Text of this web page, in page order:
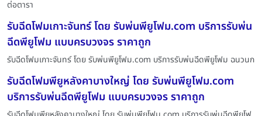
ต่อตารา
รับฉีดโฟมเกาะจันทร์ โดย รับพ่นพียูโฟม.com บริการรับพ่น
ฉีดพียูโฟม แบบครบวงจร ราคาถูก
รับฉีดโฟมเกาะจันทร์ โดย รับพ่นพียูโฟม.com บริการรับพ่นฉีดพียูโฟม ฉนวนก
รับฉีดโฟมพียูหลังคาบางใหญ่ โดย รับพ่นพียูโฟม.com
บริการรับพ่นฉีดพียูโฟม แบบครบวงจร ราคาถูก